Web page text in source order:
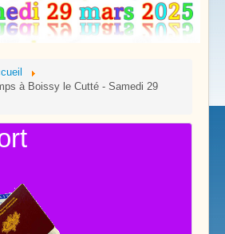
à Boissy le Cutté - Samedi 29